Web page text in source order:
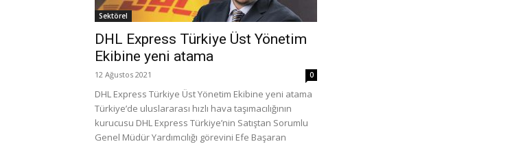
Sektörel
DHL Express Türkiye Üst Yönetim
Ekibine yeni atama
12 Ağustos 2021 0
DHL Express Türkiye Üst Yönetim Ekibine yeni atama
Türkiye’de uluslararası hızlı hava taşımacılığının
kurucusu DHL Express Türkiye’nin Satıştan Sorumlu
Genel Müdür Yardımcılığı görevini Efe Başaran